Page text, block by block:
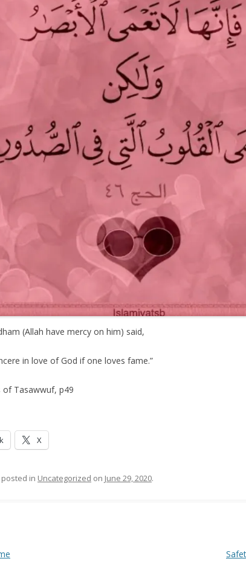
(Allah have mercy on him) said,
in love of God if one loves fame.”
of Tasawwuf, p49
X
in Uncategorized on June 29, 2020.